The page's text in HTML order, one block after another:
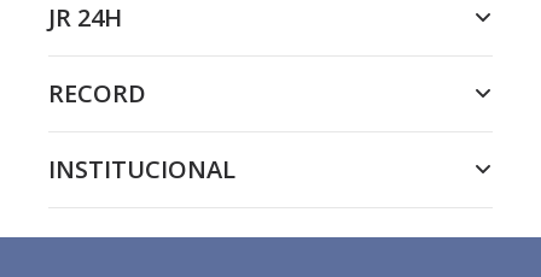
JR 24H
RECORD
INSTITUCIONAL